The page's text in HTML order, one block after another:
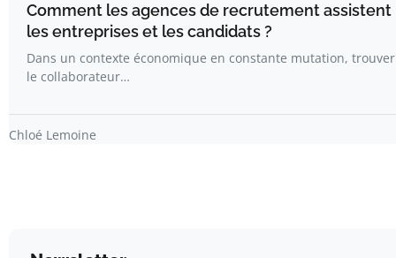
Comment les agences de recrutement assistent
les entreprises et les candidats ?
Dans un contexte économique en constante mutation, trouver
le collaborateur…
Chloé Lemoine